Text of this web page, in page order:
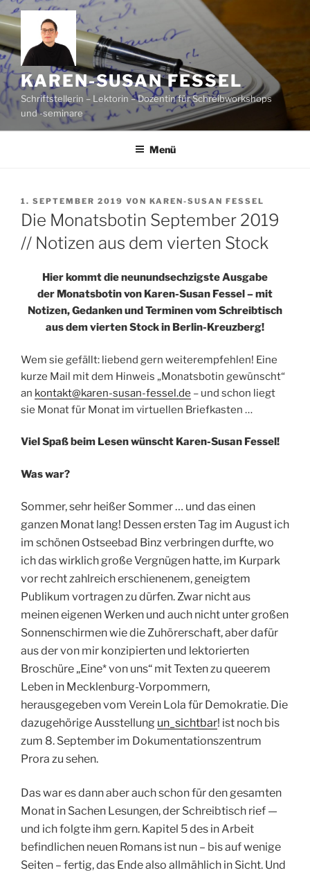
Zum
Inhalt
springen
KAREN-SUSAN FESSEL
Schriftstellerin – Lektorin – Dozentin für Schreibworkshops
und -seminare
Menü
VERÖFFENTLICHT
AM
1. SEPTEMBER 2019 VON KAREN-SUSAN FESSEL
Die Monatsbotin September 2019
// Notizen aus dem vierten Stock
Hier kommt die neunundsechzigste Ausgabe
der Monatsbotin von Karen-Susan Fessel – mit
Notizen, Gedanken und Terminen vom Schreibtisch
aus dem vierten Stock in Berlin-Kreuzberg!
Wem sie gefällt: liebend gern weiterempfehlen! Eine
kurze Mail mit dem Hinweis „Monatsbotin gewünscht“
an kontakt@karen-susan-fessel.de – und schon liegt
sie Monat für Monat im virtuellen Briefkasten …
Viel Spaß beim Lesen wünscht Karen-Susan Fessel!
Was war?
Sommer, sehr heißer Sommer … und das einen
ganzen Monat lang! Dessen ersten Tag im August ich
im schönen Ostseebad Binz verbringen durfte, wo
ich das wirklich große Vergnügen hatte, im Kurpark
vor recht zahlreich erschienenem, geneigtem
Publikum vortragen zu dürfen. Zwar nicht aus
meinen eigenen Werken und auch nicht unter großen
Sonnenschirmen wie die Zuhörerschaft, aber dafür
aus der von mir konzipierten und lektorierten
Broschüre „Eine* von uns“ mit Texten zu queerem
Leben in Mecklenburg-Vorpommern,
herausgegeben vom Verein Lola für Demokratie. Die
dazugehörige Ausstellung un_sichtbar! ist noch bis
zum 8. September im Dokumentationszentrum
Prora zu sehen.
Das war es dann aber auch schon für den gesamten
Monat in Sachen Lesungen, der Schreibtisch rief —
und ich folgte ihm gern. Kapitel 5 des in Arbeit
befindlichen neuen Romans ist nun – bis auf wenige
Seiten – fertig, das Ende also allmählich in Sicht. Und